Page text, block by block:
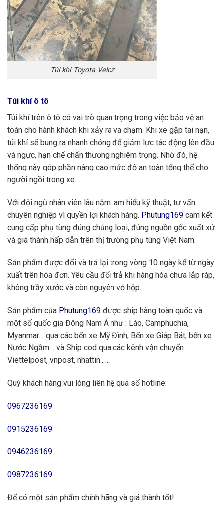
Túi khí Toyota Veloz
Túi khí ô tô
Túi khí trên ô tô có vai trò quan trọng trong việc bảo vệ an
toàn cho hành khách khi xảy ra va chạm. Khi xe gặp tai nạn,
túi khí sẽ bung ra nhanh chóng để giảm lực tác động lên đầu
và ngực, hạn chế chấn thương nghiêm trọng. Nhờ đó, hệ
thống này góp phần nâng cao mức độ an toàn tổng thể cho
người ngồi trong xe.
Với đội ngũ nhân viên lâu năm, am hiểu kỹ thuật, tư vấn
chuyên nghiệp vì quyền lợi khách hàng. Phutung169 cam kết
cung cấp phụ tùng đúng chủng loại, đúng nguồn gốc xuất xứ
và giá thành hấp dẫn trên thị trường phụ tùng Việt Nam.
Sản phẩm được đổi và trả lại trong vòng 10 ngày kể từ ngày
xuất trên hóa đơn. Yêu cầu đổi trả khi hàng hóa chưa lắp ráp,
không trầy xước và còn nguyên vỏ hộp.
Sản phẩm của Phutung169 được ship hàng toàn quốc và
một số quốc gia Đông Nam Á như : Lào, Camphuchia,
Myanmar… qua các bến xe Mỹ Đình, Bến xe Giáp Bát, bến xe
Nước Ngầm… và Ship cod qua các kênh vận chuyển
Viettelpost, vnpost, nhattin..….
Quý khách hàng vui lòng liên hệ qua số hotline:
0967236169
0915236169
0946236169
0987236169
Để có một sản phẩm chính hãng và giá thành tốt!